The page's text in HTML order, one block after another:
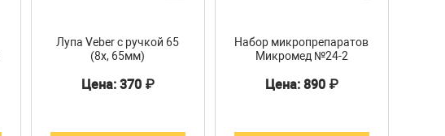
Лупа Veber с ручкой 65
(8х, 65мм)
Цена: 370 ₽
Набор микропрепаратов
Микромед №24-2
Цена: 890 ₽